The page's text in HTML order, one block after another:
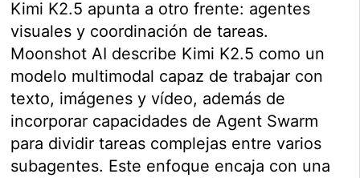
Kimi K2.5 apunta a otro frente: agentes
visuales y coordinación de tareas.
Moonshot AI describe Kimi K2.5 como un
modelo multimodal capaz de trabajar con
texto, imágenes y vídeo, además de
incorporar capacidades de Agent Swarm
para dividir tareas complejas entre varios
subagentes. Este enfoque encaja con una